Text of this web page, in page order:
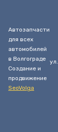
Автозапчасти
для всех
автомобилей
в Волгограде
Cоздание и
продвижение
SeoVolga